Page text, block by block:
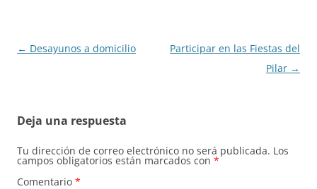
Navegación
← Desayunos a domicilio
Participar en las Fiestas del
Pilar →
Deja una respuesta
Tu dirección de correo electrónico no será publicada. Los
campos obligatorios están marcados con *
Comentario *